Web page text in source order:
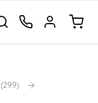
(299)